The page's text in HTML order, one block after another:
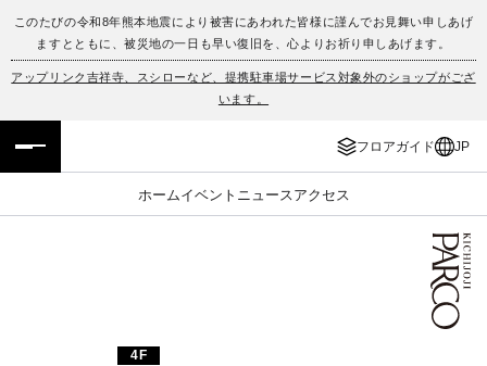
このたびの令和8年熊本地震により被害にあわれた皆様に謹んでお見舞い申しあげ
ますとともに、被災地の一日も早い復旧を、心よりお祈り申しあげます。
アップリンク吉祥寺、スシローなど、提携駐車場サービス対象外のショップがござ
います。
フロアガイド JP
ホームイベント ニュース アクセス
フロアガイド
イベント・ポップアップ
ニュース
ENGLISH
簡体字
한국어
4F